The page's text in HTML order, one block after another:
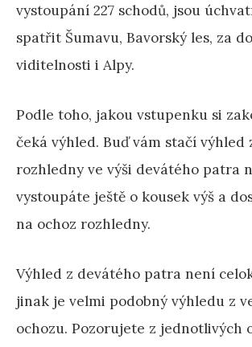
vystoupání 227 schodů, jsou
spatřit Šumavu, Bavorský les, za
viditelnosti i Alpy.
Podle toho, jakou vstupenku si
čeká výhled. Buď vám stačí
rozhledny ve výši devátého patra
vystoupáte ještě o kousek výš a
na ochoz rozhledny.
Výhled z devátého patra není
jinak je velmi podobný výhledu z
ochozu. Pozorujete z jednotlivých